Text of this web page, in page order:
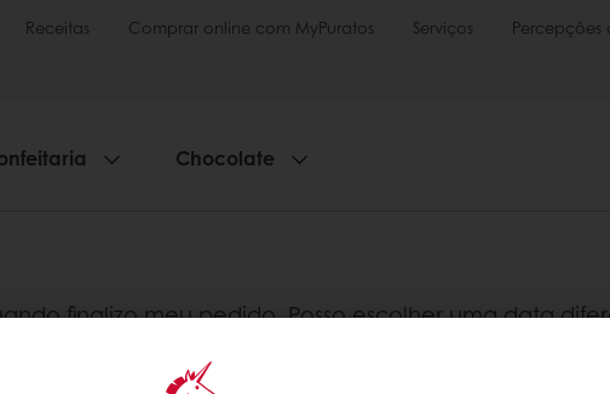
Receitas Comprar online com MyPuratos Serviços Percepções
Chocolate
finalizo meu pedido. Posso escolher uma data